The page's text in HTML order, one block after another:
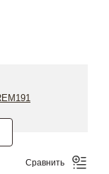
Сравнить